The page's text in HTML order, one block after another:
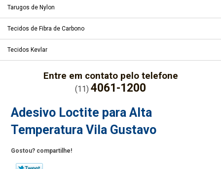
Tarugos de Nylon
Tecidos de Fibra de Carbono
Tecidos Kevlar
Entre em contato pelo telefone
(11) 4061-1200
Adesivo Loctite para Alta
Temperatura Vila Gustavo
Gostou? compartilhe!